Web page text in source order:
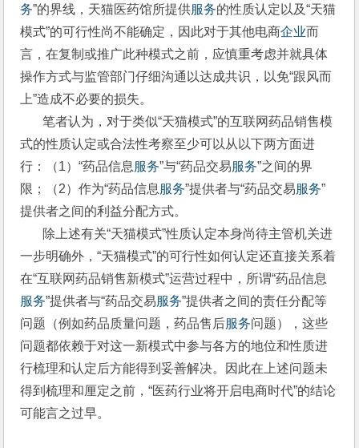
务”的界线，天猫医药馆所提供服务的性质认定以及“天猫
模式”的可行性尚不能确定，因此对于其他电商企业而
言，在复制或推广此种模式之前，应慎重考虑并就具体
操作方式与监管部门仔细沟通以达成共识，以免“跟风而
上”造成不必要的损失。
笔者认为，对于类似“天猫模式”的互联网药品销售模
式的性质认定或合法性考察至少可以从以下两方面进
行：（1）“药品信息 服务”与“药品交易服务”之间的界
限；（2）作为“药品信息 服务”提供者与“药品交易服务”
提供者之间的利益分配方式。
除上述有关“天猫模式”性质认定本身尚待主管机关进
一步明确外，“天猫模式”的可行性如何认定还直接关系着
在“互联网药品销售新模式”运营过程中，所谓“药品信息
服务”提供者与“药品交易服务”提供者之间的责任分配等
问题（例如药品质量问题，药品售后服务问题），这些
问题都依赖于对这一新模式中参与各方的地位和性质进
行梳理和认定后方能得到妥善解决。因此在上述问题未
得到梳理和厘定之前，“医药行业将开启电商时代”的结论
可能言之过早。